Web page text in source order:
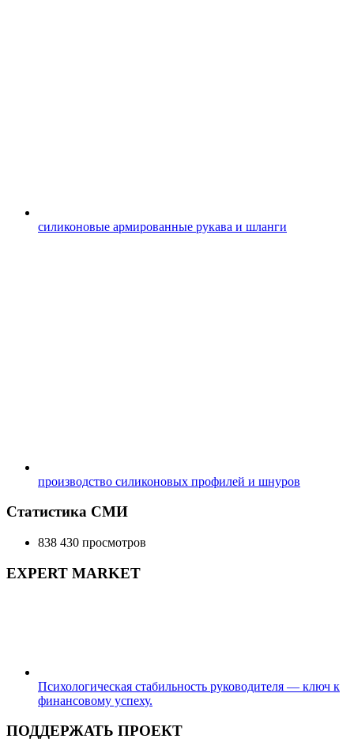
силиконовые армированные рукава и шланги
производство силиконовых профилей и шнуров
Статистика СМИ
838 430 просмотров
EXPERT MARKET
Психологическая стабильность руководителя — ключ к
финансовому успеху.
ПОДДЕРЖАТЬ ПРОЕКТ